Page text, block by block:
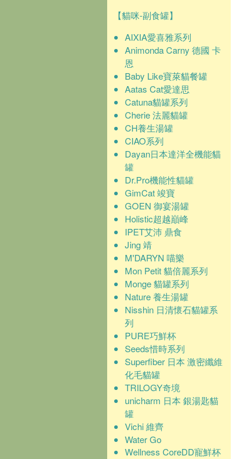
【貓咪-副食罐】
AIXIA愛喜雅系列
Animonda Carny 德國 卡
恩
Baby Like寶萊貓餐罐
Aatas Cat愛達思
Catuna貓罐系列
Cherie 法麗貓罐
CH養生湯罐
CIAO系列
Dayan日本達洋全機能貓
罐
Dr.Pro機能性貓罐
GimCat 竣寶
GOEN 御宴湯罐
Holistic超越巔峰
IPET艾沛 鼎食
Jing 靖
M'DARYN 喵樂
Mon Petit 貓倍麗系列
Monge 貓罐系列
Nature 養生湯罐
Nisshin 日清懷石貓罐系
列
PURE巧鮮杯
Seeds惜時系列
Superfiber 日本 激密纖維
化毛貓罐
TRILOGY奇境
unicharm 日本 銀湯匙貓
罐
Vichi 維齊
Water Go
Wellness CoreDD寵鮮杯